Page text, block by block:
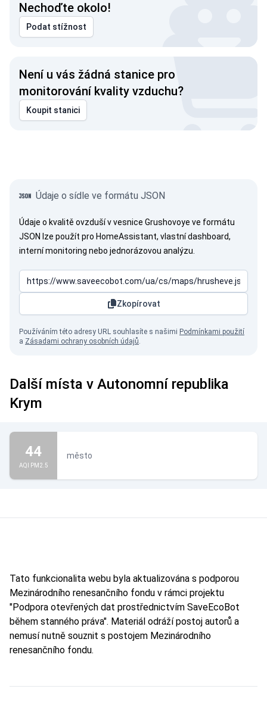
Nechoďte okolo!
Podat stížnost
Není u vás žádná stanice pro
monitorování kvality vzduchu?
Koupit stanici
Údaje o sídle ve formátu JSON
Údaje o kvalitě ovzduší v vesnice Grushovoye ve formátu
JSON lze použít pro HomeAssistant, vlastní dashboard,
interní monitoring nebo jednorázovou analýzu.
Zkopírovat
Používáním této adresy URL souhlasíte s našimi Podmínkami použití
a Zásadami ochrany osobních údajů.
Další místa v Autonomní republika
Krym
44
AQI PM2.5
město
Tato funkcionalita webu byla aktualizována s podporou
Mezinárodního renesančního fondu v rámci projektu
"Podpora otevřených dat prostřednictvím SaveEcoBot
během stanného práva". Materiál odráží postoj autorů a
nemusí nutně souznit s postojem Mezinárodního
renesančního fondu.